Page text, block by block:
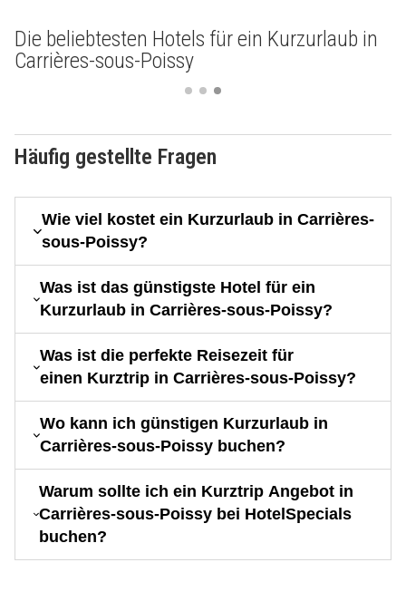
Die beliebtesten Hotels für ein Kurzurlaub in
Carrières-sous-Poissy
Häufig gestellte Fragen
Wie viel kostet ein Kurzurlaub in Carrières-
sous-Poissy?
Was ist das günstigste Hotel für ein
Kurzurlaub in Carrières-sous-Poissy?
Was ist die perfekte Reisezeit für
einen Kurztrip in Carrières-sous-Poissy?
Wo kann ich günstigen Kurzurlaub in
Carrières-sous-Poissy buchen?
Warum sollte ich ein Kurztrip Angebot in
Carrières-sous-Poissy bei HotelSpecials
buchen?